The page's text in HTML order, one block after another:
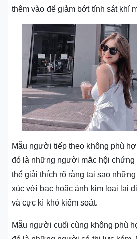
thêm vào để giảm bớt tính sát khí
Mẫu người tiếp theo không phù
đó là những người mắc hội chứng
thể giải thích rõ ràng tại sao
xúc với bạc hoặc ánh kim loại lại
và cực kì khó kiểm soát.
Mẫu người cuối cùng không phù